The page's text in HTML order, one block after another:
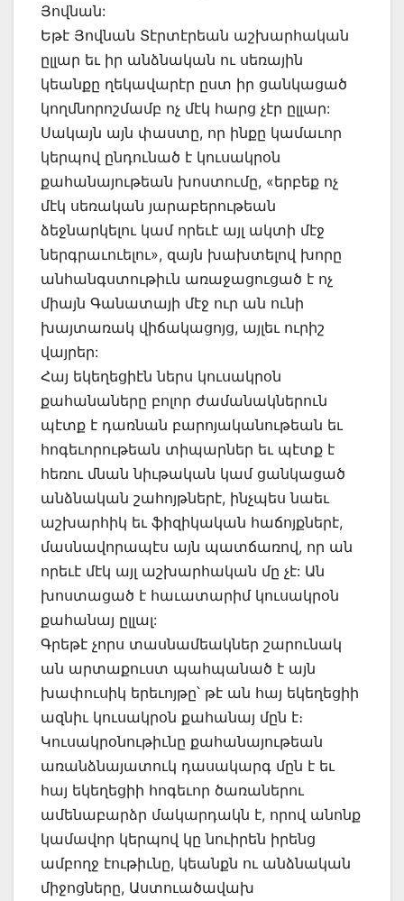
Յովնան:
Եթէ Յովնան Տէրտէրեան աշխարհական
ըլլար եւ իր անձնական ու սեռային
կեանքը ղեկավարէր ըստ իր ցանկացած
կողմնորոշմամբ ոչ մէկ հարց չէր ըլլար:
Սակայն այն փաստը, որ ինքը կամաւոր
կերպով ընդունած է կուսակրօն
քահանայութեան խոստումը, «երբեք ոչ
մէկ սեռական յարաբերութեան
ձեջնարկելու կամ որեւէ այլ ակտի մէջ
ներգրաւուելու», զայն խախտելով խորը
անհանգստութիւն առաջացուցած է ոչ
միայն Գանատայի մէջ ուր ան ունի
խայտառակ վիճակացոյց, այլեւ ուրիշ
վայրեր:
Հայ եկեղեցիէն ներս կուսակրօն
քահանաները բոլոր ժամանակներուն
պէտք է դառնան բարոյականութեան եւ
հոգեւորութեան տիպարներ եւ պէտք է
հեռու մնան նիւթական կամ ցանկացած
անձնական շահոյթներէ, ինչպես նաեւ
աշխարհիկ եւ ֆիզիկական հաճոյքներէ,
մասնավորապէս այն պատճառով, որ ան
որեւէ մէկ այլ աշխարհական մը չէ: Ան
խոստացած է հաւատարիմ կուսակրօն
քահանայ ըլլալ:
Գրեթէ չորս տասնամեակներ շարունակ
ան արտաքուստ պահպանած է այն
խափուսիկ երեւոյթը՝ թէ ան հայ եկեղեցիի
ազնիւ կուսակրօն քահանայ մըն է։
Կուսակրօնութիւնը քահանայութեան
առանձնայատուկ դասակարգ մըն է եւ
հայ եկեղեցիի հոգեւոր ծառաներու
ամենաբարձր մակարդակն է, որով անոնք
կամավոր կերպով կը նուիրեն իրենց
ամբողջ էութիւնը, կեանքն ու անձնական
միջոցները, Աստուածավախ